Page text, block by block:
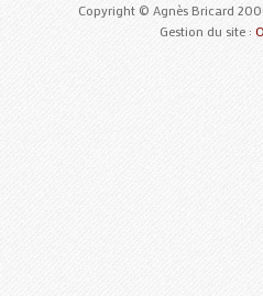
Copyright © Agnès Bricard
Gestion du site :